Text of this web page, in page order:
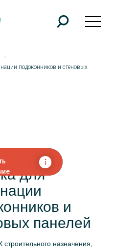
→
подоконников и стеновых
для
и
панелей
назначения,